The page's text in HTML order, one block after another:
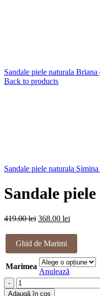
Sandale piele naturala Briana
Back to products
Sandale piele naturala Simina
Sandale
419.00lei Prețul
a
fost:
419.00 lei.
368.00 lei
este:
Ghid de Marimi
Marimea
Anulează
Cantitate
Sandale
Adaugă în coș